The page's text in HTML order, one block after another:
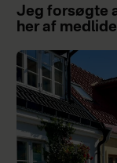
Jeg forsøgte
her af